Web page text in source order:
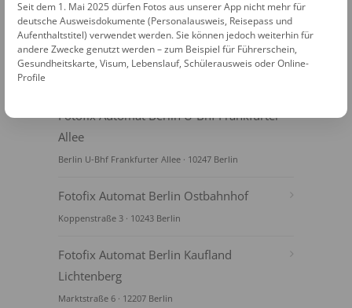
Fotofix Automat Berlin U-Bhf Frankfurter
Allee
Berlin U-Bhf Frankfurter Allee · 10247 Berlin
Fotofix Automat Berlin Ostbahnhof
Koppenstraße 3 · 10243 Berlin
Fotofix Automat Berlin Kaufland
Lichtenberg
Marktstraße 6 · 12207 Berlin
Seit dem 1. Mai 2025 dürfen Fotos aus unserer App nicht mehr für
deutsche Ausweisdokumente (Personalausweis, Reisepass und
Aufenthaltstitel) verwendet werden. Sie können jedoch weiterhin für
andere Zwecke genutzt werden – zum Beispiel für Führerschein,
Gesundheitskarte, Visum, Lebenslauf, Schülerausweis oder Online-
Profile